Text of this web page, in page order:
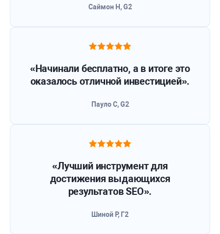
Саймон Н, G2
«Начинали бесплатно, а в итоге это
оказалось отличной инвестицией».
Пауло С, G2
«Лучший инструмент для
достижения выдающихся
результатов SEO».
Шиной Р, Г2